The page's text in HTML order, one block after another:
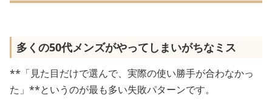
多くの50代メンズがやってしまいがちなミス
**「見た目だけで選んで、実際の使い勝手が合わなかっ
た」**というのが最も多い失敗パターンです。